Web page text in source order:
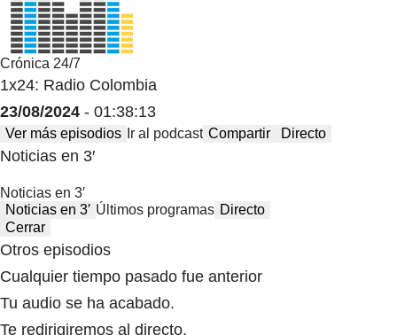
Crónica 24/7
1x24: Radio Colombia
23/08/2024 - 01:38:13
Ver más episodios Ir al podcast Compartir Directo
Noticias en 3′
Noticias en 3′
Noticias en 3′ Últimos programas Directo
Cerrar
Otros episodios
Cualquier tiempo pasado fue anterior
Tu audio se ha acabado.
Te redirigiremos al directo.